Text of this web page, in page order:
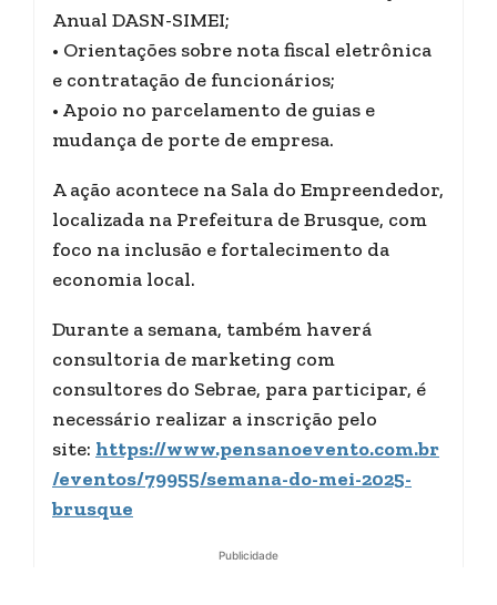
Anual DASN-SIMEI;
• Orientações sobre nota fiscal eletrônica
e contratação de funcionários;
• Apoio no parcelamento de guias e
mudança de porte de empresa.
A ação acontece na Sala do Empreendedor,
localizada na Prefeitura de Brusque, com
foco na inclusão e fortalecimento da
economia local.
Durante a semana, também haverá
consultoria de marketing com
consultores do Sebrae, para participar, é
necessário realizar a inscrição pelo
site: https://www.pensanoevento.com.br
/eventos/79955/semana-do-mei-2025-
brusque
Publicidade